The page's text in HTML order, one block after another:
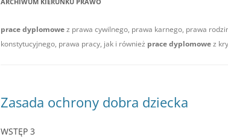
BEZPIECZEŃSTWO
DZIENNIKARSTWO
EKONOMIA
prace dyplomowez prawa cywilnego, prawa karnego, prawa
konstytucyjnego, prawa pracy, jak i również prace dyplomowez
Zasada ochrony dobra dziecka
WSTĘP 3